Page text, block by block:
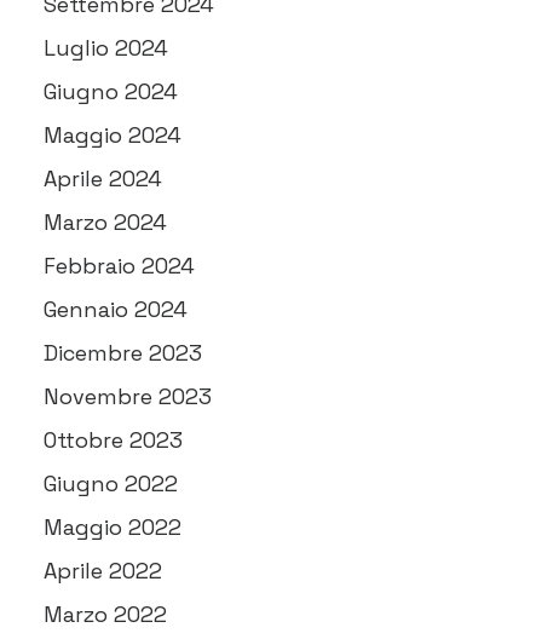
Luglio 2024
Giugno 2024
Maggio 2024
Aprile 2024
Marzo 2024
Febbraio 2024
Gennaio 2024
Dicembre 2023
Novembre 2023
Ottobre 2023
Giugno 2022
Maggio 2022
Aprile 2022
Marzo 2022